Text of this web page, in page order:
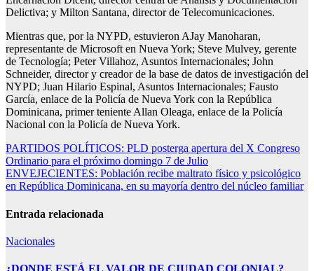
Delictiva; y Milton Santana, director de Telecomunicaciones.
Mientras que, por la NYPD, estuvieron AJay Manoharan,
representante de Microsoft en Nueva York; Steve Mulvey, gerente
de Tecnología; Peter Villahoz, Asuntos Internacionales; John
Schneider, director y creador de la base de datos de investigación del
NYPD; Juan Hilario Espinal, Asuntos Internacionales; Fausto
García, enlace de la Policía de Nueva York con la República
Dominicana, primer teniente Allan Oleaga, enlace de la Policía
Nacional con la Policía de Nueva York.
Navegación
de
entradas
PARTIDOS POLÍTICOS: PLD posterga apertura del X Congreso
Ordinario para el próximo domingo 7 de Julio
ENVEJECIENTES: Población recibe maltrato físico y psicológico
en República Dominicana, en su mayoría dentro del núcleo familiar
Entrada relacionada
Nacionales